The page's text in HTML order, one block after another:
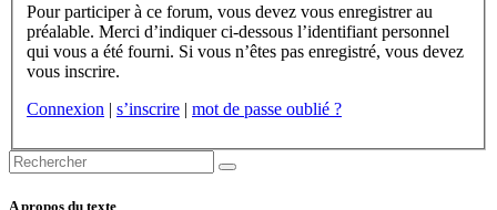
Pour participer à ce forum, vous devez vous enregistrer au
préalable. Merci d’indiquer ci-dessous l’identifiant personnel
qui vous a été fourni. Si vous n’êtes pas enregistré, vous devez
vous inscrire.
Connexion | s’inscrire | mot de passe oublié ?
A propos du texte